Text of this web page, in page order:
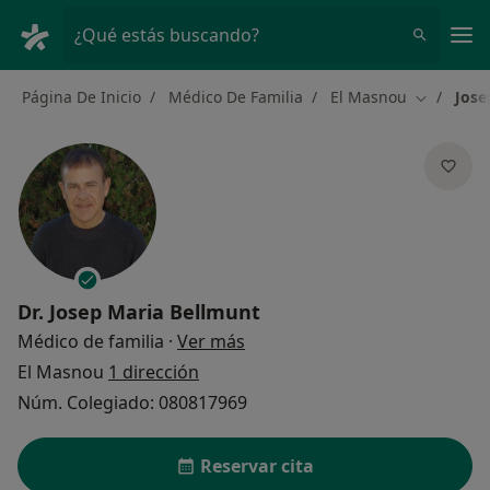
¿Qué estás buscando?
Página De Inicio Médico De Familia El Masnou Cambiar
Dr. Josep Maria Bellmunt
Médico de familia · Ver más
El Masnou 1 dirección
Núm. Colegiado: 080817969
Reservar cita